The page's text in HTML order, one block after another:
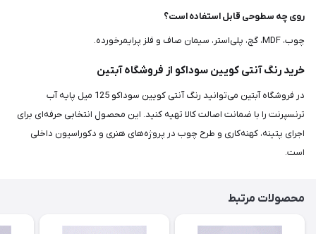
روی چه سطوحی قابل استفاده است؟
چوب، MDF، گچ، پلی‌استر، سیمان صاف و فلز پرایمرخورده.
خرید رنگ آنتی کویین سوداکو از فروشگاه آبتین
در فروشگاه آبتین می‌توانید رنگ آنتی کویین سوداکو 125 میل پایه آب
ترنسپرنت را با ضمانت اصالت کالا تهیه کنید. این محصول انتخابی حرفه‌ای برای
اجرای پتینه، کهنه‌کاری و طرح چوب در پروژه‌های هنری و دکوراسیون داخلی
است.
محصولات مرتبط